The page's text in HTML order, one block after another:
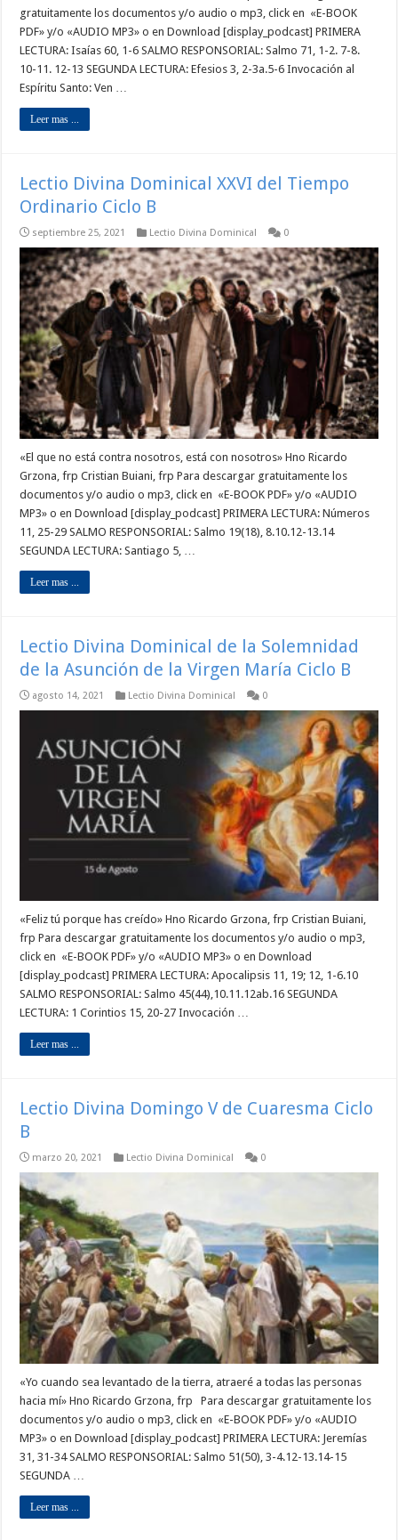
gratuitamente los documentos y/o audio o mp3, click en «E-BOOK
PDF» y/o «AUDIO MP3» o en Download [display_podcast] PRIMERA
LECTURA: Isaías 60, 1-6 SALMO RESPONSORIAL: Salmo 71, 1-2. 7-8.
10-11. 12-13 SEGUNDA LECTURA: Efesios 3, 2-3a.5-6 Invocación al
Espíritu Santo: Ven …
Leer mas ...
Lectio Divina Dominical XXVI del Tiempo
Ordinario Ciclo B
septiembre 25, 2021 Lectio Divina Dominical 0
«El que no está contra nosotros, está con nosotros» Hno Ricardo
Grzona, frp Cristian Buiani, frp Para descargar gratuitamente los
documentos y/o audio o mp3, click en «E-BOOK PDF» y/o «AUDIO
MP3» o en Download [display_podcast] PRIMERA LECTURA: Números
11, 25-29 SALMO RESPONSORIAL: Salmo 19(18), 8.10.12-13.14
SEGUNDA LECTURA: Santiago 5, …
Leer mas ...
Lectio Divina Dominical de la Solemnidad
de la Asunción de la Virgen María Ciclo B
agosto 14, 2021 Lectio Divina Dominical 0
«Feliz tú porque has creído» Hno Ricardo Grzona, frp Cristian Buiani,
frp Para descargar gratuitamente los documentos y/o audio o mp3,
click en «E-BOOK PDF» y/o «AUDIO MP3» o en Download
[display_podcast] PRIMERA LECTURA: Apocalipsis 11, 19; 12, 1-6.10
SALMO RESPONSORIAL: Salmo 45(44),10.11.12ab.16 SEGUNDA
LECTURA: 1 Corintios 15, 20-27 Invocación …
Leer mas ...
Lectio Divina Domingo V de Cuaresma Ciclo
B
marzo 20, 2021 Lectio Divina Dominical 0
«Yo cuando sea levantado de la tierra, atraeré a todas las personas
hacia mí» Hno Ricardo Grzona, frp Para descargar gratuitamente los
documentos y/o audio o mp3, click en «E-BOOK PDF» y/o «AUDIO
MP3» o en Download [display_podcast] PRIMERA LECTURA: Jeremías
31, 31-34 SALMO RESPONSORIAL: Salmo 51(50), 3-4.12-13.14-15
SEGUNDA …
Leer mas ...